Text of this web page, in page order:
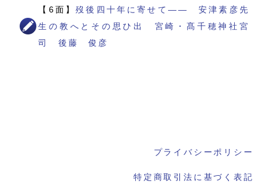
【6面】歿後四十年に寄せて―― 安津素彦先
生の教へとその思ひ出 宮崎・髙千穂神社宮
司 後藤 俊彦
プライバシーポリシー
特定商取引法に基づく表記